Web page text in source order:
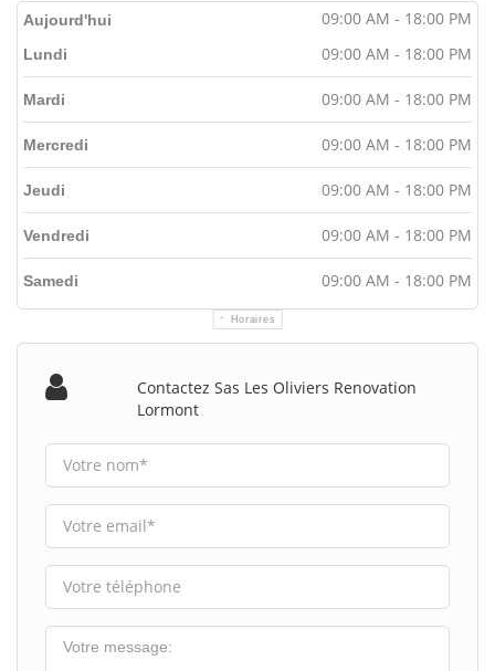
Aujourd'hui 09:00 AM - 18:00 PM
Horaires
Lundi 09:00 AM - 18:00 PM
Mardi 09:00 AM - 18:00 PM
Mercredi 09:00 AM - 18:00 PM
Jeudi 09:00 AM - 18:00 PM
Vendredi 09:00 AM - 18:00 PM
Samedi 09:00 AM - 18:00 PM
Contactez Sas Les Oliviers Renovation
Lormont